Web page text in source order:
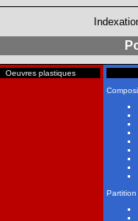
Oeuvres plastiques